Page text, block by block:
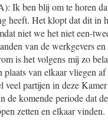
Ik ben blij om te horen
heeft. Het klopt dat dit in
niet we het niet een-
van de werkgevers
is het volgens mij zo
plaats van elkaar vliegen af
veel partijen in deze
de komende periode dat
zetten en elkaar vinden.